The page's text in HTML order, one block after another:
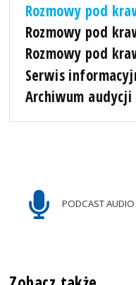
Rozmowy pod
Rozmowy pod
Rozmowy pod
Serwis
Archiwum
PODCAST AUDIO